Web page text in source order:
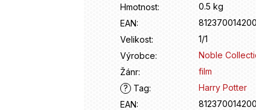
Hmotnost:
0.5 kg
EAN:
812370014200
Velikost:
1/1
Výrobce:
Noble
Žánr:
film
?
Tag:
Harry Potter
EAN: 812370014200